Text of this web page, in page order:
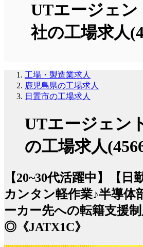
UTエージェン
社の工場求人
工場・製造業求人
鹿児島県の工場求人
日置市の工場求人
UTエージェン
の工場求人
【20~30代活躍中】【日
カンタン軽作業♪半導体
ーカー先への転籍支援制
◎《JATX1C》